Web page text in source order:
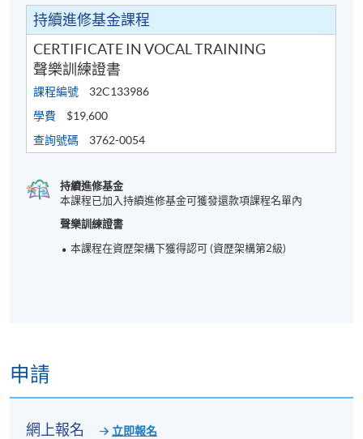
持續進修基金課程
CERTIFICATE IN VOCAL TRAINING
聲樂訓練證書
課程編號
32C133986
學費
$19,600
查詢號碼
3762-0054
持續進修基金
本課程已加入持續進修基金可獲發還款項課程名單內
聲樂訓練證書
本課程在資歴架構下獲得認可 (資歴架構第2級)
申請
網上報名 立即報名